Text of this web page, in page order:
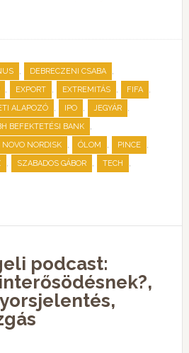
, DEBRECZENI CSABA ,
, EXPORT , EXTREMITÁS , FIFA ,
ALAPOZÓ , IPO , JEGYÁR ,
BEFEKTETÉSI BANK ,
NOVO NORDISK , ÓLOM , PINCE ,
, SZABADOS GÁBOR , TECH ,
podcast: